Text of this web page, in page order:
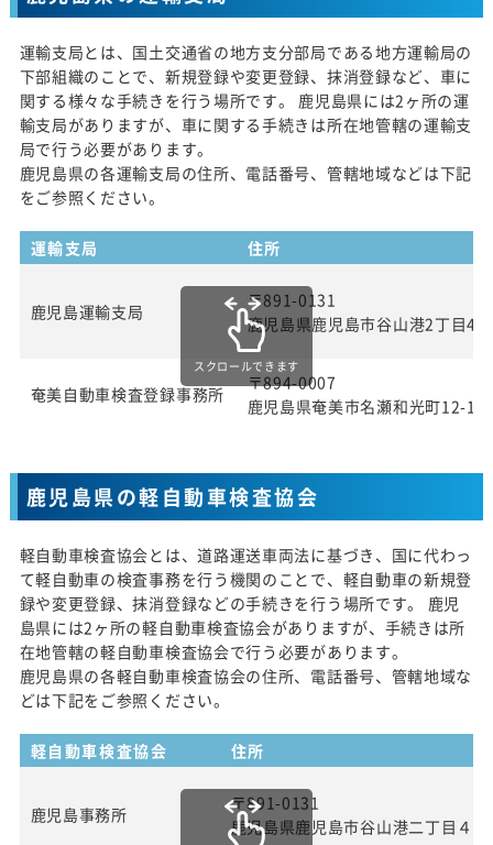
運輸支局とは、国土交通省の地方支分部局である地方運輸局の
下部組織のことで、新規登録や変更登録、抹消登録など、車に
関する様々な手続きを行う場所です。 鹿児島県には2ヶ所の運
輸支局がありますが、車に関する手続きは所在地管轄の運輸支
局で行う必要があります。
鹿児島県の各運輸支局の住所、電話番号、管轄地域などは下記
をご参照ください。
運輸支局 住所
鹿児島運輸支局
〒891-0131
鹿児島県鹿児島市谷山港2丁目4
奄美自動車検査登録事務所
〒894-0007
鹿児島県奄美市名瀬和光町12-1
スクロールできます
鹿児島県の軽自動車検査協会
軽自動車検査協会とは、道路運送車両法に基づき、国に代わっ
て軽自動車の検査事務を行う機関のことで、軽自動車の新規登
録や変更登録、抹消登録などの手続きを行う場所です。 鹿児
島県には2ヶ所の軽自動車検査協会がありますが、手続きは所
在地管轄の軽自動車検査協会で行う必要があります。
鹿児島県の各軽自動車検査協会の住所、電話番号、管轄地域な
どは下記をご参照ください。
軽自動車検査協会 住所
鹿児島事務所
〒891-0131
鹿児島県鹿児島市谷山港二丁目４